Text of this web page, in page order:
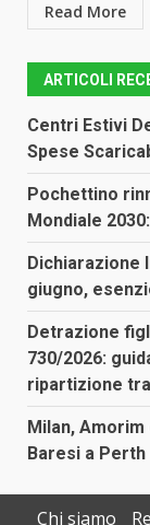
Read More
ARTICOLI
Centri Estivi
Spese
Pochettino
Mondiale
Dichiarazione
giugno,
Detrazione
730/2026:
ripartizione
Milan,
Baresi a
Chi siamo